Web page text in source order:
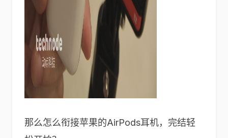
那么怎么衔接苹果的AirPods耳机，完结轻